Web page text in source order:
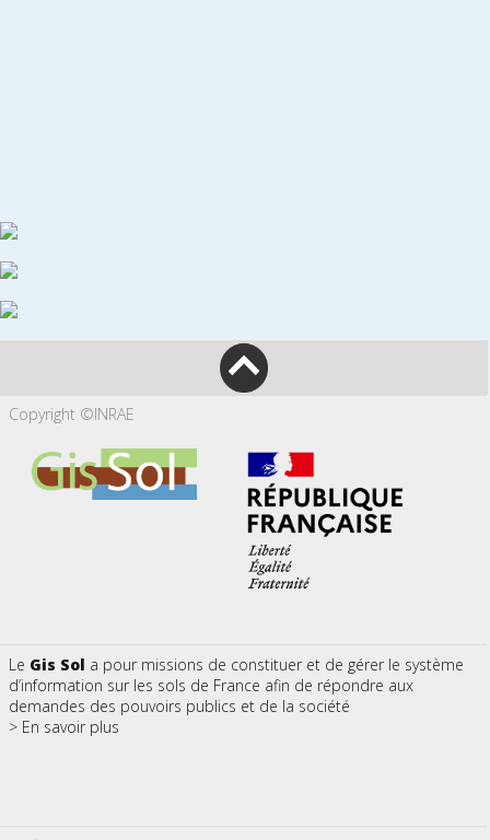
Copyright ©INRAE
Le Gis Sol a pour missions de constituer et de gérer le système
d’information sur les sols de France afin de répondre aux
demandes des pouvoirs publics et de la société
> En savoir plus